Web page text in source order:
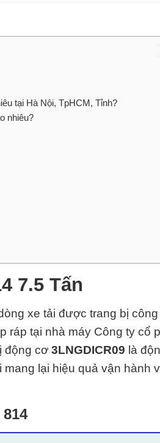
tại Hà Nội, TpHCM, Tỉnh?
nhiêu?
7.5 Tấn
xe tải được trang bị
ráp tại nhà máy Công ty cổ
động cơ 3LNGDICR09 là
lại hiệu quả vận hành